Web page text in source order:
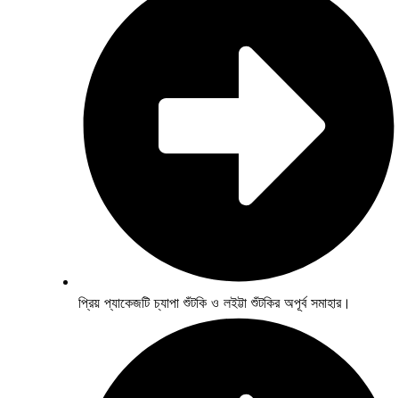
প্রিয় প্যাকেজটি চ্যাপা শুঁটকি ও লইট্টা শুঁটকির অপূর্ব সমাহার।